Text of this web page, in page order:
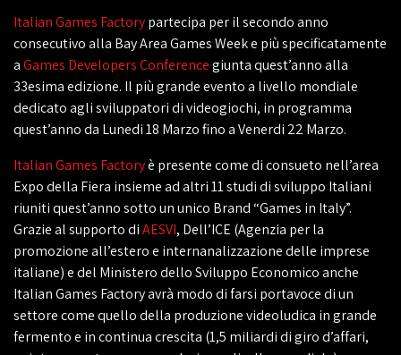
Italian Games Factorypartecipa per il secondo anno
consecutivo alla Bay Area Games Week e più specificatamente
aGames Developers Conferencegiunta quest’anno alla
33esima edizione. Il più grande evento a livello mondiale
dedicato agli sviluppatori di videogiochi, in programma
quest’anno da Lunedi 18 Marzo fino a Venerdi 22 Marzo.
Italian Games Factoryè presente come di consueto nell’area
Expo della Fiera insieme ad altri 11 studi di sviluppo Italiani
riuniti quest’anno sotto un unico Brand “Games in Italy”.
Grazie al supporto diAESVI, Dell’ICE (Agenzia per la
promozione all’estero e internanalizzazione delle imprese
italiane) e del Ministero dello Sviluppo Economico anche
Italian Games Factory avrà modo di farsi portavoce di un
settore come quello della produzione videoludica in grande
fermento e in continua crescita (1,5 miliardi di giro d’affari,